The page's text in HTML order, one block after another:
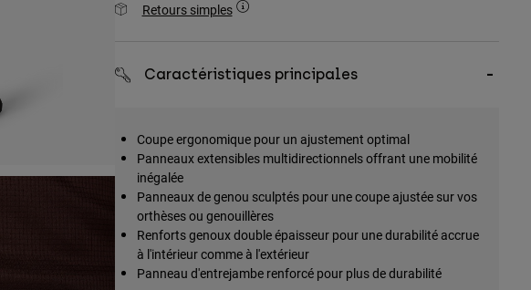
Retours simples
Caractéristiques principales
Coupe ergonomique pour un ajustement optimal
Panneaux extensibles multidirectionnels offrant une mobilité
inégalée
Panneaux de genou sculptés pour une coupe ajustée sur vos
orthèses ou genouillères
Renforts genoux double épaisseur pour une durabilité accrue
à l'intérieur comme à l'extérieur
Panneau d'entrejambe renforcé pour plus de durabilité